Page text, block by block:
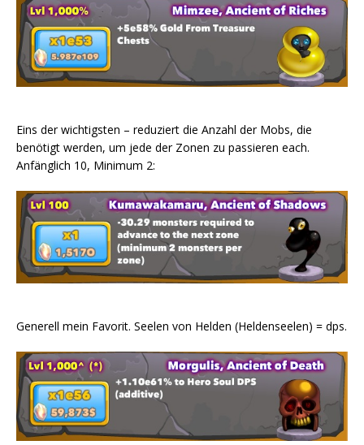
Eins der wichtigsten – reduziert die Anzahl der Mobs, die
benötigt werden, um jede der Zonen zu passieren each.
Anfänglich 10, Minimum 2:
Generell mein Favorit. Seelen von Helden (Heldenseelen) = dps.